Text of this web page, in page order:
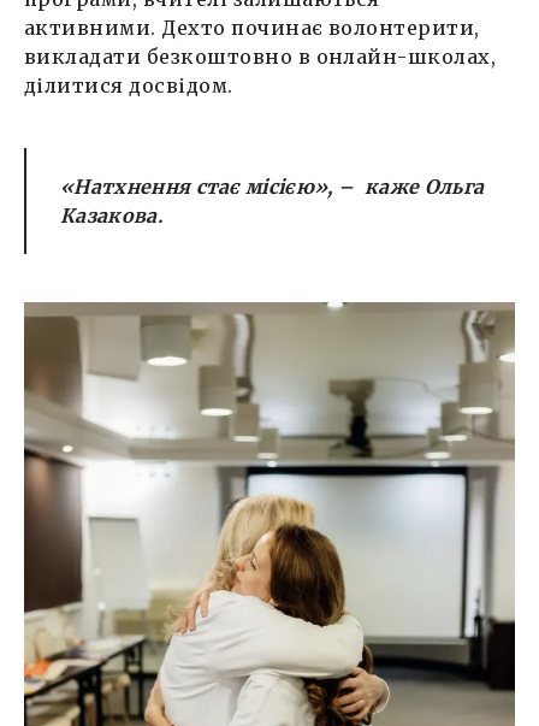
активними. Дехто починає волонтерити,
викладати безкоштовно в онлайн-школах,
ділитися досвідом.
«Натхнення стає місією», – каже Ольга
Казакова.